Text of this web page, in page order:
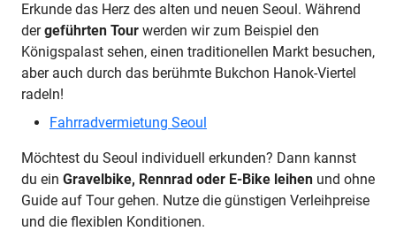
Erkunde das Herz des alten und neuen Seoul. Während
dergeführten Tour werden wir zum Beispiel den
Königspalast sehen, einen traditionellen Markt besuchen,
aber auch durch das berühmte Bukchon Hanok-Viertel
radeln!
Fahrradvermietung Seoul
Möchtest du Seoul individuell erkunden? Dann kannst
du ein Gravelbike, Rennrad oder E-Bike leihen und ohne
Guide auf Tour gehen. Nutze die günstigen Verleihpreise
und die flexiblen Konditionen.